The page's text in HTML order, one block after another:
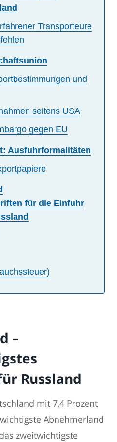
Transporteure
und
seitens USA
gegen EU
Ausfuhrformalitäten
für die Einfuhr
–
Russland
mit 7,4 Prozent
Abnehmerland
zweitwichtigste